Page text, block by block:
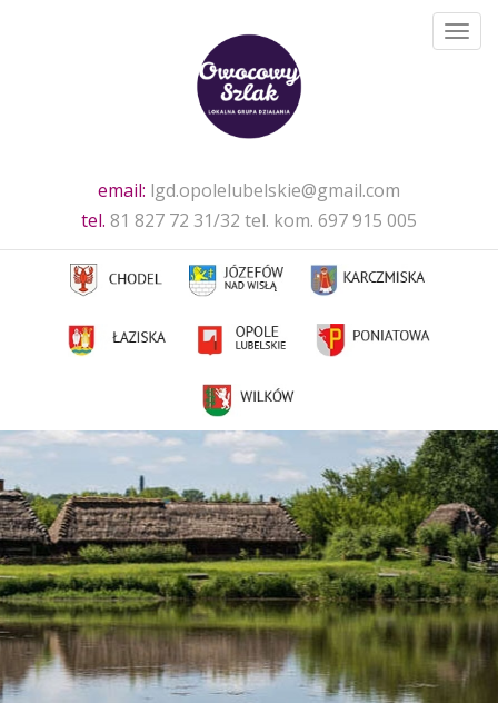
email: lgd.opolelubelskie@gmail.com
tel. 81 827 72 31/32 tel. kom. 697 915 005